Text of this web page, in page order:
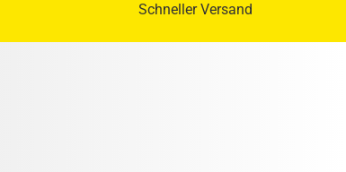
Schneller Versand